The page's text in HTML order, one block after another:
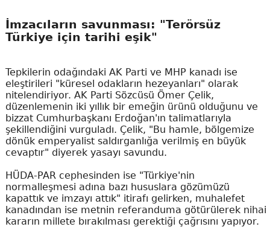
İmzacıların savunması: "Terörsüz
Türkiye için tarihi eşik"
Tepkilerin odağındaki AK Parti ve MHP kanadı ise
eleştirileri "küresel odakların hezeyanları" olarak
nitelendiriyor. AK Parti Sözcüsü Ömer Çelik,
düzenlemenin iki yıllık bir emeğin ürünü olduğunu ve
bizzat Cumhurbaşkanı Erdoğan'ın talimatlarıyla
şekillendiğini vurguladı. Çelik, "Bu hamle, bölgemize
dönük emperyalist saldırganlığa verilmiş en büyük
cevaptır" diyerek yasayı savundu.
HÜDA-PAR cephesinden ise "Türkiye'nin
normalleşmesi adına bazı hususlara gözümüzü
kapattık ve imzayı attık" itirafı gelirken, muhalefet
kanadından ise metnin referanduma götürülerek nihai
kararın millete bırakılması gerektiği çağrısını yapıyor.